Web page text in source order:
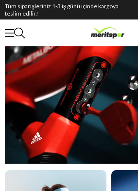
Tüm siparişleriniz 1-3 iş günü içinde kargoya
teslim edilir!